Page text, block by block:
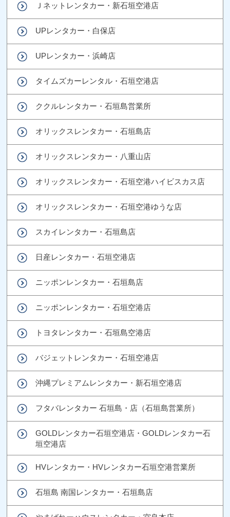
Ｊネットレンタカー・新石垣空港店
UPレンタカー・白保店
UPレンタカー・浜崎店
タイムズカーレンタル・石垣空港店
ククルレンタカー・石垣島営業所
オリックスレンタカー・石垣島店
オリックスレンタカー・八重山店
オリックスレンタカー・石垣空港ハイビスカス店
オリックスレンタカー・石垣空港ゆうな店
スカイレンタカー・石垣島店
日産レンタカー・石垣空港店
ニッポンレンタカー・石垣島店
ニッポンレンタカー・石垣空港店
トヨタレンタカー・石垣島空港店
バジェットレンタカー・石垣空港店
沖縄プレミアムレンタカー・新石垣空港店
フタバレンタカー 石垣島・店（石垣島営業所）
GOLDレンタカー石垣空港店・GOLDレンタカー石
垣空港店
HVレンタカー・HVレンタカー石垣空港営業所
石垣島 南国レンタカー・石垣島店